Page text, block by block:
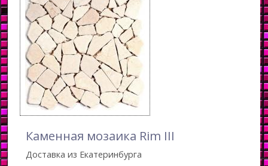
Каменная мозаика Rim III
Доставка из Екатеринбурга